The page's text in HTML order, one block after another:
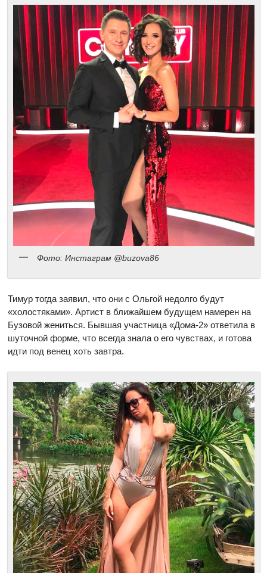
Фото: Инстаграм @buzova86
Тимур тогда заявил, что они с Ольгой недолго будут
«холостяками». Артист в ближайшем будущем намерен на
Бузовой жениться. Бывшая участница «Дома-2» ответила в
шуточной форме, что всегда знала о его чувствах, и готова
идти под венец хоть завтра.